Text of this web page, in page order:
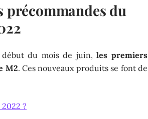
précommandes du
début du mois de juin,les premiers
M2. Ces nouveaux produits se font de
?